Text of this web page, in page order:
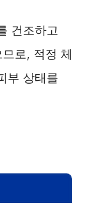
건조하고
로, 적정 체
부 상태를